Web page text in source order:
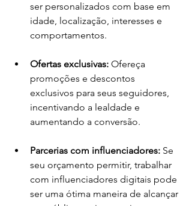
ser personalizados com base em
idade, localização, interesses e
comportamentos.
Ofertas exclusivas: Ofereça
promoções e descontos
exclusivos para seus seguidores,
incentivando a lealdade e
aumentando a conversão.
Parcerias com influenciadores: Se
seu orçamento permitir, trabalhar
com influenciadores digitais pode
ser uma ótima maneira de alcançar